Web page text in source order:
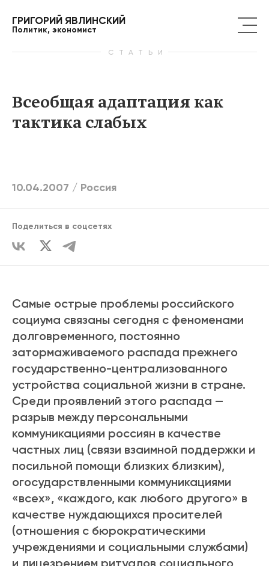
ГРИГОРИЙ ЯВЛИНСКИЙ
Политик, экономист
СТАТЬИ
Всеобщая адаптация как
тактика слабых
10.04.2007 / Россия
Поделиться в соцсетях
Самые острые проблемы российского
социума связаны сегодня с феноменами
долговременного, постоянно
затормаживаемого распада прежнего
государственно-централизованного
устройства социальной жизни в стране.
Среди проявлений этого распада —
разрыв между персональными
коммуникациями россиян в качестве
частных лиц (связи взаимной поддержки и
посильной помощи близких близким),
огосударствленными коммуникациями
«всех», «каждого, как любого другого» в
качестве нуждающихся просителей
(отношения с бюрократическими
учреждениями и социальными службами)
и лицезрением ритуалов социального